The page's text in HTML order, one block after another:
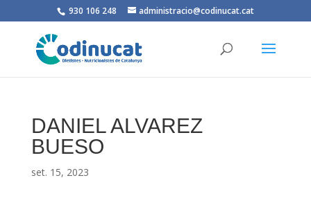
930 106 248 administracio@codinucat.cat
DANIEL ALVAREZ
BUESO
set. 15, 2023